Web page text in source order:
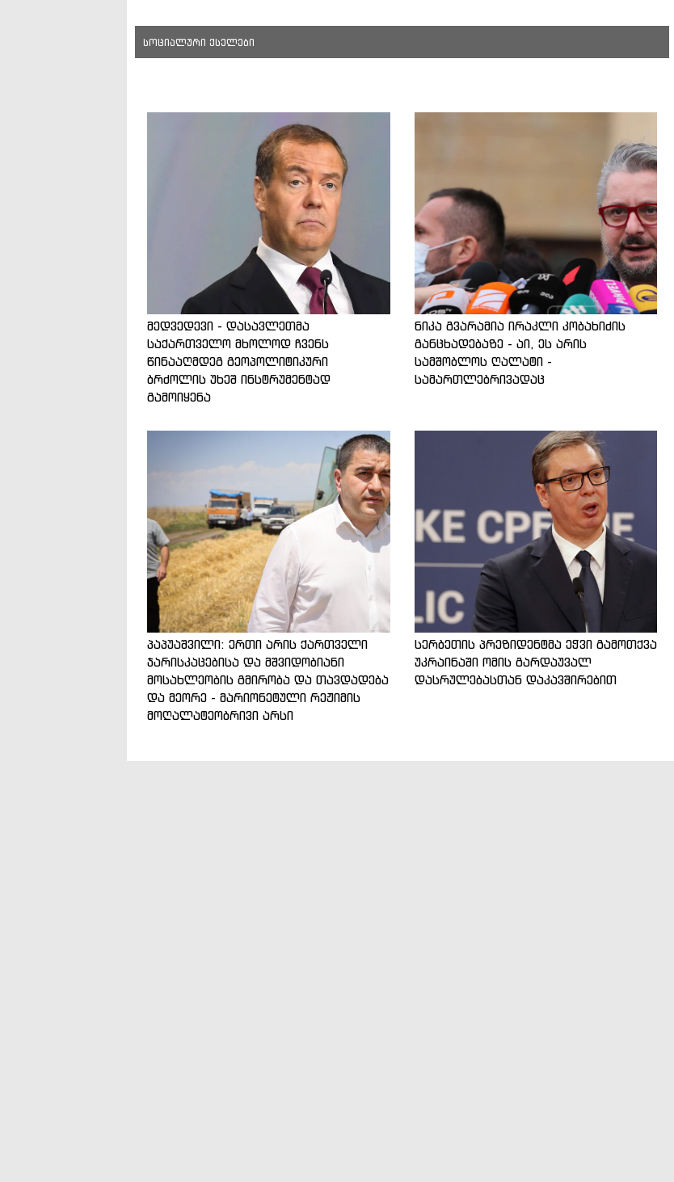
სოციალური ქსელები
მედვედევი - დასავლეთმა
საქართველო მხოლოდ ჩვენს
წინააღმდეგ გეოპოლიტიკური
ბრძოლის უხეშ ინსტრუმენტად
გამოიყენა
ნიკა გვარამია ირაკლი კობახიძის
განცხადებაზე - აი, ეს არის
სამშობლოს ღალატი -
სამართლებრივადაც
პაპუაშვილი: ერთი არის ქართველი
ჯარისკაცებისა და მშვიდობიანი
მოსახლეობის გმირობა და თავდადება
და მეორე - მარიონეტული რეჟიმის
მოღალატეობრივი არსი
სერბეთის პრეზიდენტმა ეჭვი გამოთქვა
უკრაინაში ომის გარდაუვალ
დასრულებასთან დაკავშირებით